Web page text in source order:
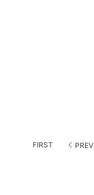
FIRST PREV